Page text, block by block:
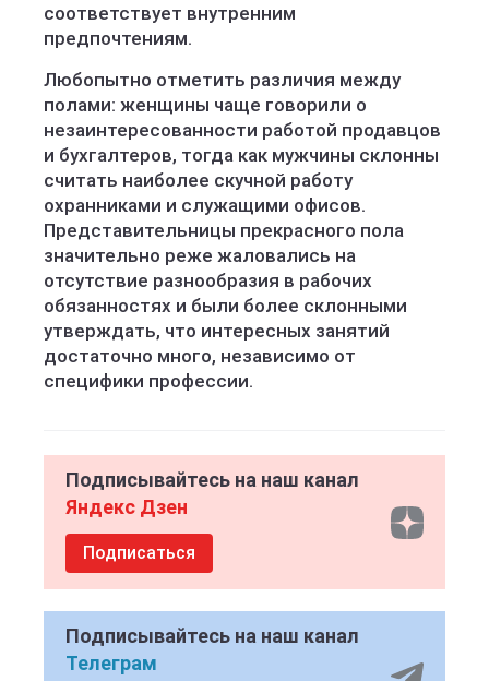
соответствует внутренним
предпочтениям.
Любопытно отметить различия между
полами: женщины чаще говорили о
незаинтересованности работой продавцов
и бухгалтеров, тогда как мужчины склонны
считать наиболее скучной работу
охранниками и служащими офисов.
Представительницы прекрасного пола
значительно реже жаловались на
отсутствие разнообразия в рабочих
обязанностях и были более склонными
утверждать, что интересных занятий
достаточно много, независимо от
специфики профессии.
Подписывайтесь на наш канал
Яндекс Дзен
Подписаться
Подписывайтесь на наш канал
Телеграм